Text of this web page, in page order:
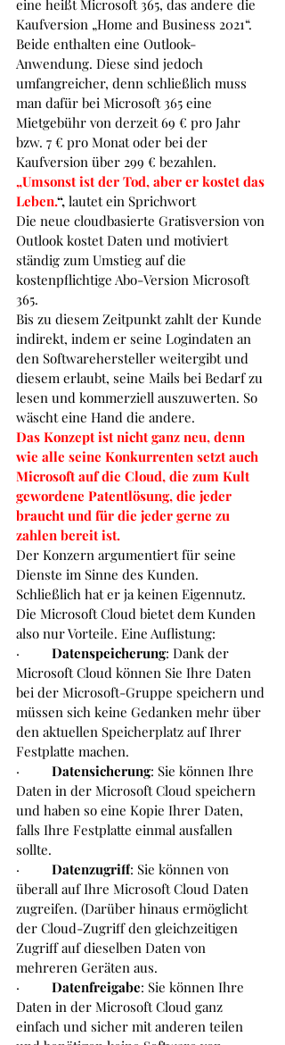
eine heißt Microsoft 365, das andere die
Kaufversion „Home and Business 2021“.
Beide enthalten eine Outlook-
Anwendung. Diese sind jedoch
umfangreicher, denn schließlich muss
man dafür bei Microsoft 365 eine
Mietgebühr von derzeit 69 € pro Jahr
bzw. 7 € pro Monat oder bei der
Kaufversion über 299 € bezahlen.
„Umsonst ist der Tod, aber er kostet das
Leben.“, lautet ein Sprichwort
Die neue cloudbasierte Gratisversion von
Outlook kostet Daten und motiviert
ständig zum Umstieg auf die
kostenpflichtige Abo-Version Microsoft
365.
Bis zu diesem Zeitpunkt zahlt der Kunde
indirekt, indem er seine Logindaten an
den Softwarehersteller weitergibt und
diesem erlaubt, seine Mails bei Bedarf zu
lesen und kommerziell auszuwerten. So
wäscht eine Hand die andere.
Das Konzept ist nicht ganz neu, denn
wie alle seine Konkurrenten setzt auch
Microsoft auf die Cloud, die zum Kult
gewordene Patentlösung, die jeder
braucht und für die jeder gerne zu
zahlen bereit ist.
Der Konzern argumentiert für seine
Dienste im Sinne des Kunden.
Schließlich hat er ja keinen Eigennutz.
Die Microsoft Cloud bietet dem Kunden
also nur Vorteile. Eine Auflistung:
· Datenspeicherung: Dank der
Microsoft Cloud können Sie Ihre Daten
bei der Microsoft-Gruppe speichern und
müssen sich keine Gedanken mehr über
den aktuellen Speicherplatz auf Ihrer
Festplatte machen.
· Datensicherung: Sie können Ihre
Daten in der Microsoft Cloud speichern
und haben so eine Kopie Ihrer Daten,
falls Ihre Festplatte einmal ausfallen
sollte.
· Datenzugriff: Sie können von
überall auf Ihre Microsoft Cloud Daten
zugreifen. (Darüber hinaus ermöglicht
der Cloud-Zugriff den gleichzeitigen
Zugriff auf dieselben Daten von
mehreren Geräten aus.
· Datenfreigabe: Sie können Ihre
Daten in der Microsoft Cloud ganz
einfach und sicher mit anderen teilen